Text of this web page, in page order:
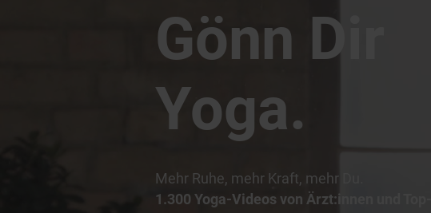
Gönn Dir
Yoga.
Mehr Ruhe, mehr Kraft, mehr Du.
1.300 Yoga-Videos von Ärzt:innen und Top-